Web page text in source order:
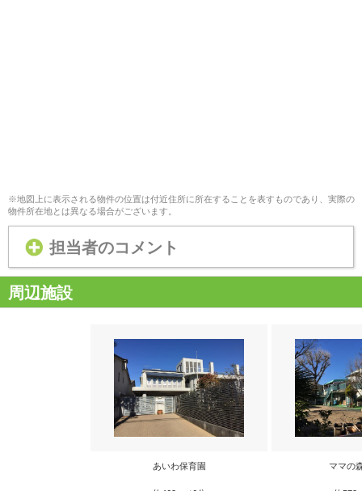
※地図上に表示される物件の位置は付近住所に所在することを表すものであり、実際の
物件所在地とは異なる場合がございます。
担当者のコメント
周辺施設
あいわ保育園 ママの